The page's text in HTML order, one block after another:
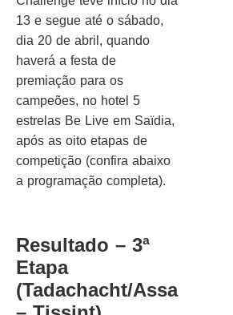
13 e segue até o sábado,
dia 20 de abril, quando
haverá a festa de
premiação para os
campeões, no hotel 5
estrelas Be Live em Saïdia,
após as oito etapas de
competição (confira abaixo
a programação completa).
Resultado – 3ª
Etapa
(Tadachacht/Assa